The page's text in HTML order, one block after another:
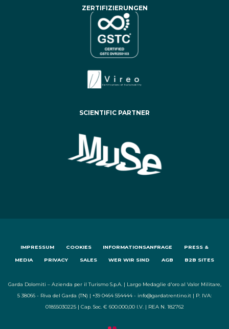
ZERTIFIZIERUNGEN
SCIENTIFIC PARTNER
IMPRESSUM COOKIES INFORMATIONSANFRAGE PRESS &
MEDIA PRIVACY SALES WER WIR SIND AGB B2B SITES
Garda Dolomiti – Azienda per il Turismo S.p.A. | Largo Medaglie d'oro al Valor Militare,
5 38066 - Riva del Garda (TN) | +39 0464 554444 - info@gardatrentino.it | P. IVA:
01855030225 | Cap. Soc. € 600.000,00 I.V. | REA N. 182762